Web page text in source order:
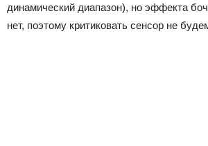
динамический диапазон), но эффекта
нет, поэтому критиковать сенсор не